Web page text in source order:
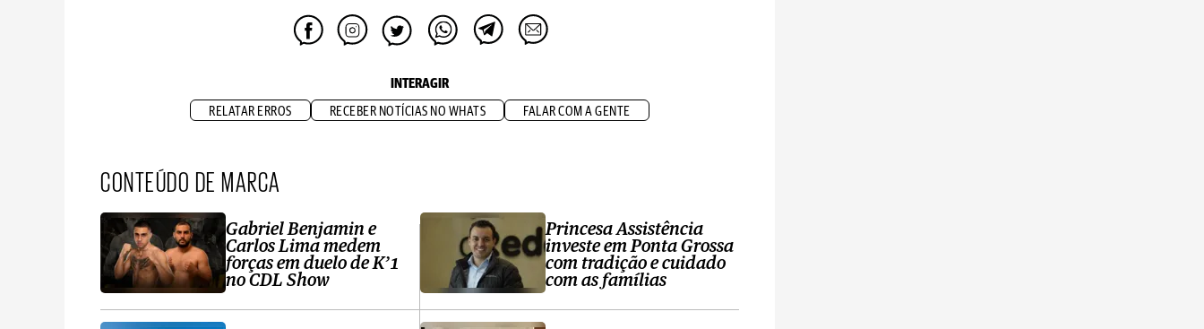
INTERAGIR
RELATAR ERROS RECEBER NOTÍCIAS NO WHATS FALAR COM A GENTE
CONTEÚDO DE MARCA
Gabriel Benjamin e
Carlos Lima medem
forças em duelo de K’1
no CDL Show
Princesa Assistência
investe em Ponta Grossa
com tradição e cuidado
com as famílias